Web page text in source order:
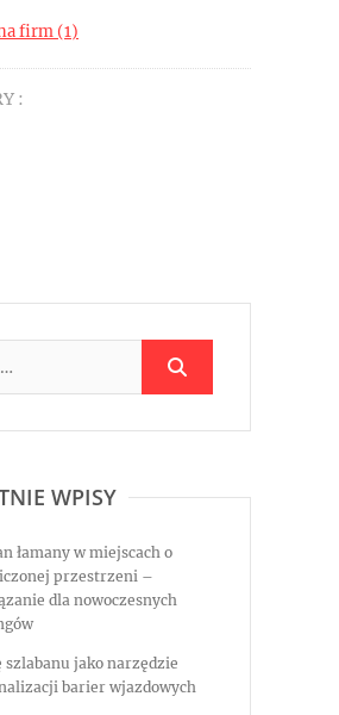
firm (1)
:
WPISY
łamany w miejscach o
przestrzeni –
dla nowoczesnych
szlabanu jako narzędzie
barier wjazdowych